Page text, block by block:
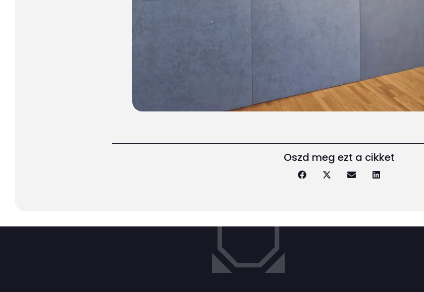
Oszd meg ezt a cikket